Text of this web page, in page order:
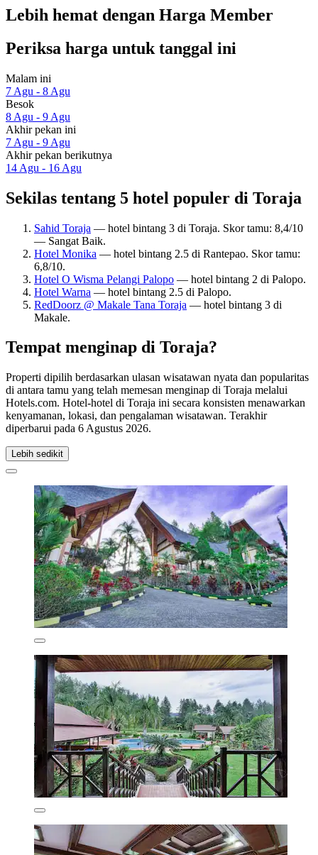
Lebih hemat dengan Harga Member
Periksa harga untuk tanggal ini
Malam ini
7 Agu - 8 Agu
Besok
8 Agu - 9 Agu
Akhir pekan ini
7 Agu - 9 Agu
Akhir pekan berikutnya
14 Agu - 16 Agu
Sekilas tentang 5 hotel populer di Toraja
Sahid Toraja — hotel bintang 3 di Toraja. Skor tamu: 8,4/10
— Sangat Baik.
Hotel Monika — hotel bintang 2.5 di Rantepao. Skor tamu:
6,8/10.
Hotel O Wisma Pelangi Palopo — hotel bintang 2 di Palopo.
Hotel Warna — hotel bintang 2.5 di Palopo.
RedDoorz @ Makale Tana Toraja — hotel bintang 3 di
Makale.
Tempat menginap di Toraja?
Properti dipilih berdasarkan ulasan wisatawan nyata dan popularitas
di antara tamu yang telah memesan menginap di Toraja melalui
Hotels.com. Hotel-hotel di Toraja ini secara konsisten menawarkan
kenyamanan, lokasi, dan pengalaman wisatawan. Terakhir
diperbarui pada 6 Agustus 2026.
Lebih sedikit